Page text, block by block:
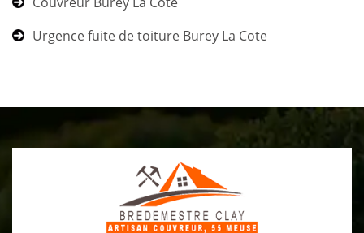
Urgence fuite de toiture Burey La Cote